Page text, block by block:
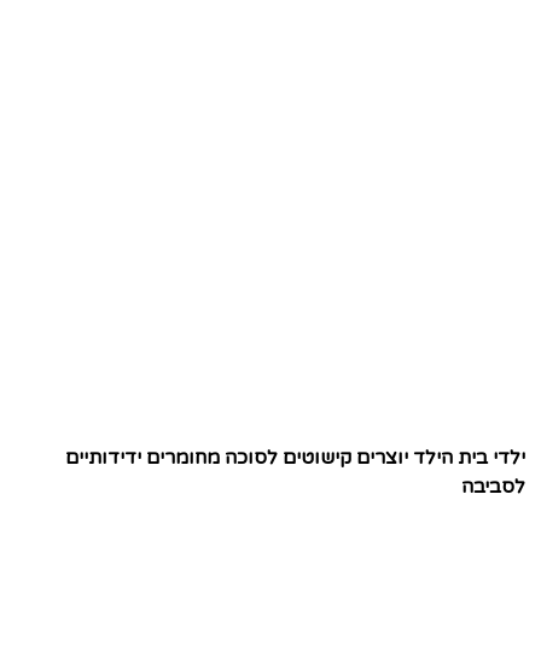
ילדי בית הילד יוצרים קישוטים לסוכה מחומרים ידידותיים
לסביבה